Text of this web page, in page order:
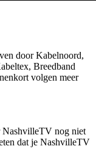
door Kabelnoord,
Breedband
volgen meer
NashvilleTV nog niet
dat je NashvilleTV